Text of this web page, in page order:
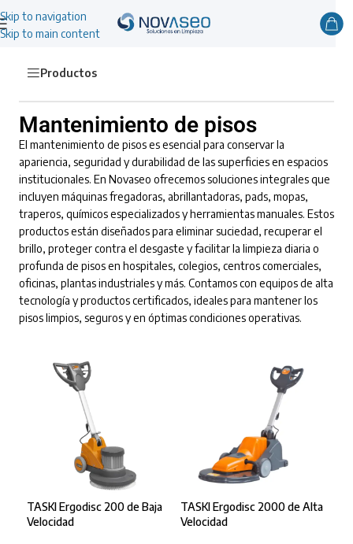
Skip to navigation
Skip to main content
Productos
Mantenimiento de pisos
El mantenimiento de pisos es esencial para conservar la
apariencia, seguridad y durabilidad de las superficies en espacios
institucionales. En Novaseo ofrecemos soluciones integrales que
incluyen máquinas fregadoras, abrillantadoras, pads, mopas,
traperos, químicos especializados y herramientas manuales. Estos
productos están diseñados para eliminar suciedad, recuperar el
brillo, proteger contra el desgaste y facilitar la limpieza diaria o
profunda de pisos en hospitales, colegios, centros comerciales,
oficinas, plantas industriales y más. Contamos con equipos de alta
tecnología y productos certificados, ideales para mantener los
pisos limpios, seguros y en óptimas condiciones operativas.
TASKI Ergodisc 200 de Baja
Velocidad
TASKI Ergodisc 2000 de Alta
Velocidad